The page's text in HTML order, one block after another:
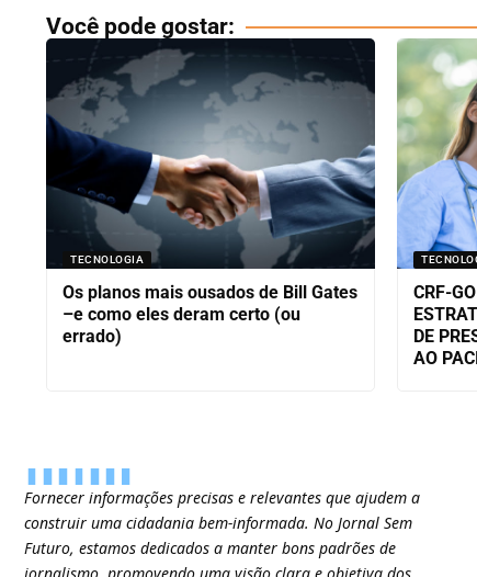
Você pode gostar:
TECNOLOGIA
Os planos mais ousados de Bill Gates
–e como eles deram certo (ou
errado)
CRF-
DE
AO
Fornecer informações precisas e relevantes que ajudem a
construir uma cidadania bem-informada. No Jornal Sem
Futuro, estamos dedicados a manter bons padrões de